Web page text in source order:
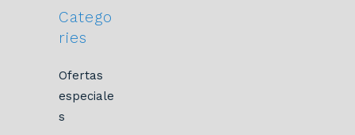
Catego
ries
Ofertas
especiale
s